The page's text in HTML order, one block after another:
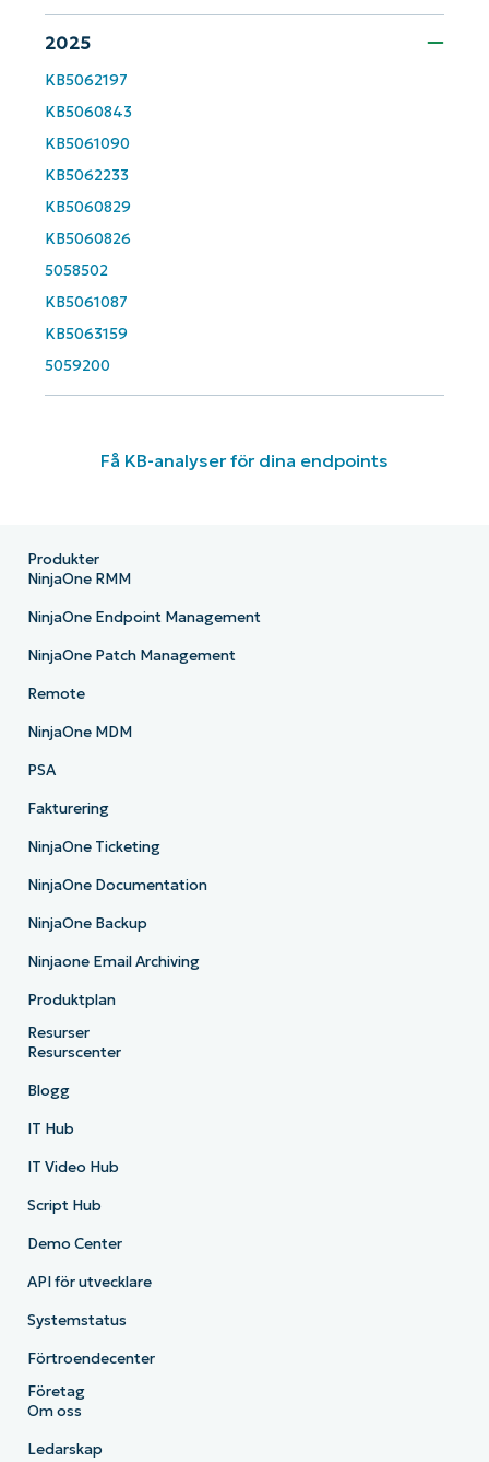
2025
KB5062197
KB5060843
KB5061090
KB5062233
KB5060829
KB5060826
5058502
KB5061087
KB5063159
5059200
Få KB-analyser för dina endpoints
Phone
number*
name*
Produkter
NinjaOne RMM
NinjaOne Endpoint Management
NinjaOne Patch Management
Remote
NinjaOne MDM
PSA
Fakturering
NinjaOne Ticketing
NinjaOne Documentation
NinjaOne Backup
Ninjaone Email Archiving
Produktplan
Resurser
Resurscenter
Blogg
IT Hub
IT Video Hub
Script Hub
Demo Center
API för utvecklare
Systemstatus
Förtroendecenter
Företag
Om oss
Ledarskap